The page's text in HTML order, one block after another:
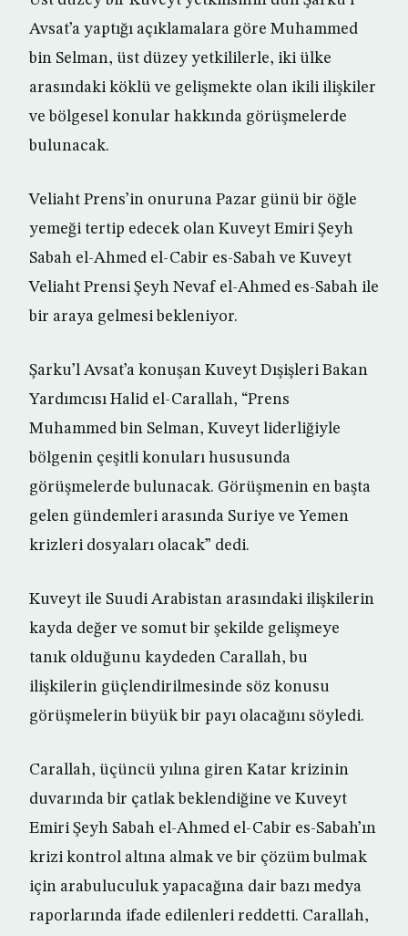
Avsat’a yaptığı açıklamalara göre Muhammed
bin Selman, üst düzey yetkililerle, iki ülke
arasındaki köklü ve gelişmekte olan ikili ilişkiler
ve bölgesel konular hakkında görüşmelerde
bulunacak.
Veliaht Prens’in onuruna Pazar günü bir öğle
yemeği tertip edecek olan Kuveyt Emiri Şeyh
Sabah el-Ahmed el-Cabir es-Sabah ve Kuveyt
Veliaht Prensi Şeyh Nevaf el-Ahmed es-Sabah ile
bir araya gelmesi bekleniyor.
Şarku’l Avsat’a konuşan Kuveyt Dışişleri Bakan
Yardımcısı Halid el-Carallah, “Prens
Muhammed bin Selman, Kuveyt liderliğiyle
bölgenin çeşitli konuları hususunda
görüşmelerde bulunacak. Görüşmenin en başta
gelen gündemleri arasında Suriye ve Yemen
krizleri dosyaları olacak” dedi.
Kuveyt ile Suudi Arabistan arasındaki ilişkilerin
kayda değer ve somut bir şekilde gelişmeye
tanık olduğunu kaydeden Carallah, bu
ilişkilerin güçlendirilmesinde söz konusu
görüşmelerin büyük bir payı olacağını söyledi.
Carallah, üçüncü yılına giren Katar krizinin
duvarında bir çatlak beklendiğine ve Kuveyt
Emiri Şeyh Sabah el-Ahmed el-Cabir es-Sabah’ın
krizi kontrol altına almak ve bir çözüm bulmak
için arabuluculuk yapacağına dair bazı medya
raporlarında ifade edilenleri reddetti. Carallah,